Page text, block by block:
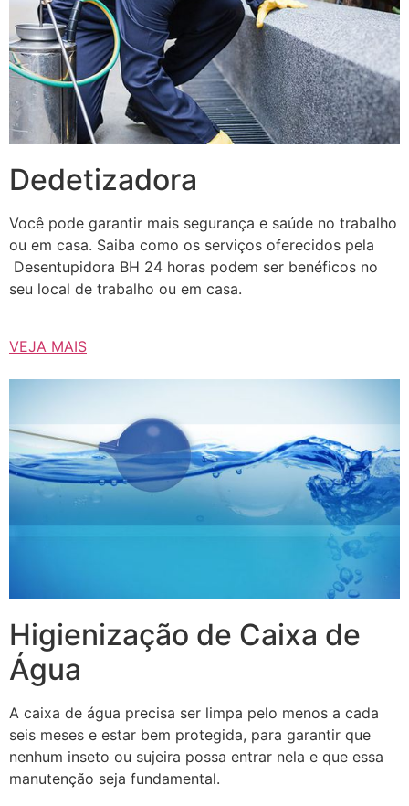
Dedetizadora
Você pode garantir mais segurança e saúde no trabalho
ou em casa. Saiba como os serviços oferecidos pela
Desentupidora BH 24 horas podem ser benéficos no
seu local de trabalho ou em casa.
VEJA MAIS
Higienização de Caixa de
Água
A caixa de água precisa ser limpa pelo menos a cada
seis meses e estar bem protegida, para garantir que
nenhum inseto ou sujeira possa entrar nela e que essa
manutenção seja fundamental.